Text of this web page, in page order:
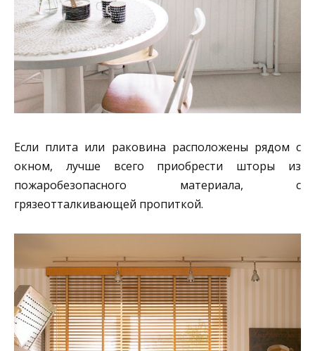
Если плита или раковина расположены рядом с
окном, лучше всего приобрести шторы из
пожаробезопасного материала, с
грязеотталкивающей пропиткой.